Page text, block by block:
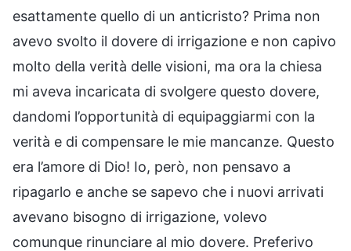
esattamente quello di un anticristo? Prima non
avevo svolto il dovere di irrigazione e non capivo
molto della verità delle visioni, ma ora la chiesa
mi aveva incaricata di svolgere questo dovere,
dandomi l’opportunità di equipaggiarmi con la
verità e di compensare le mie mancanze. Questo
era l’amore di Dio! Io, però, non pensavo a
ripagarlo e anche se sapevo che i nuovi arrivati
avevano bisogno di irrigazione, volevo
comunque rinunciare al mio dovere. Preferivo